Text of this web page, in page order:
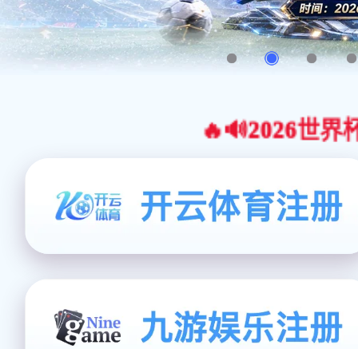
🔥🔊2026世界杯官网